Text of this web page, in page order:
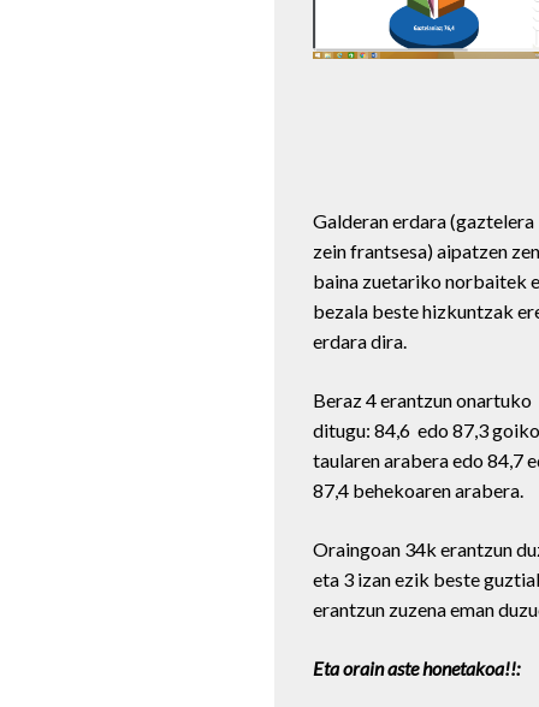
Galderan erdara (gaztelera
zein frantsesa) aipatzen
baina zuetariko norbaitek
bezala beste hizkuntzak
erdara dira.
Beraz 4 erantzun onartuko
ditugu: 84,6 edo 87,3 goiko
taularen arabera edo 84,7
87,4 behekoaren arabera.
Oraingoan 34k erantzun
eta 3 izan ezik beste
erantzun zuzena eman
Eta orain aste honetakoa!!: